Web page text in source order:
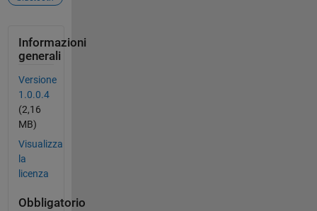
Informazioni
generali
Versione
1.0.0.4
(2,16
MB)
Visualizza
la
licenza
Obbligatorio